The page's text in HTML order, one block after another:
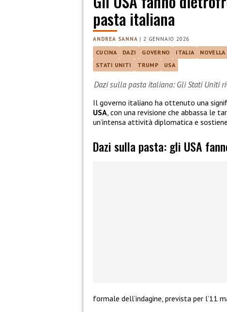
pasta italiana
ANDREA SANNA |2 GENNAIO 2026
CUCINA DAZI GOVERNO ITALIA NOVELLA
STATI UNITI
TRUMP USA
Dazi sulla pasta italiana: Gli Stati Uniti
Il governo italiano ha ottenuto una
USA, con una revisione che abbassa le
un’intensa attività diplomatica e
Dazi sulla pasta: gli USA
formale dell’indagine, prevista per l’11